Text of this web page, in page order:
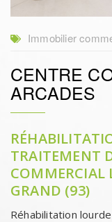
Immobilier
CENTRE
ARCADES
TRAITEMENT
COMMERCIAL
GRAND (93)
Réhabilitation